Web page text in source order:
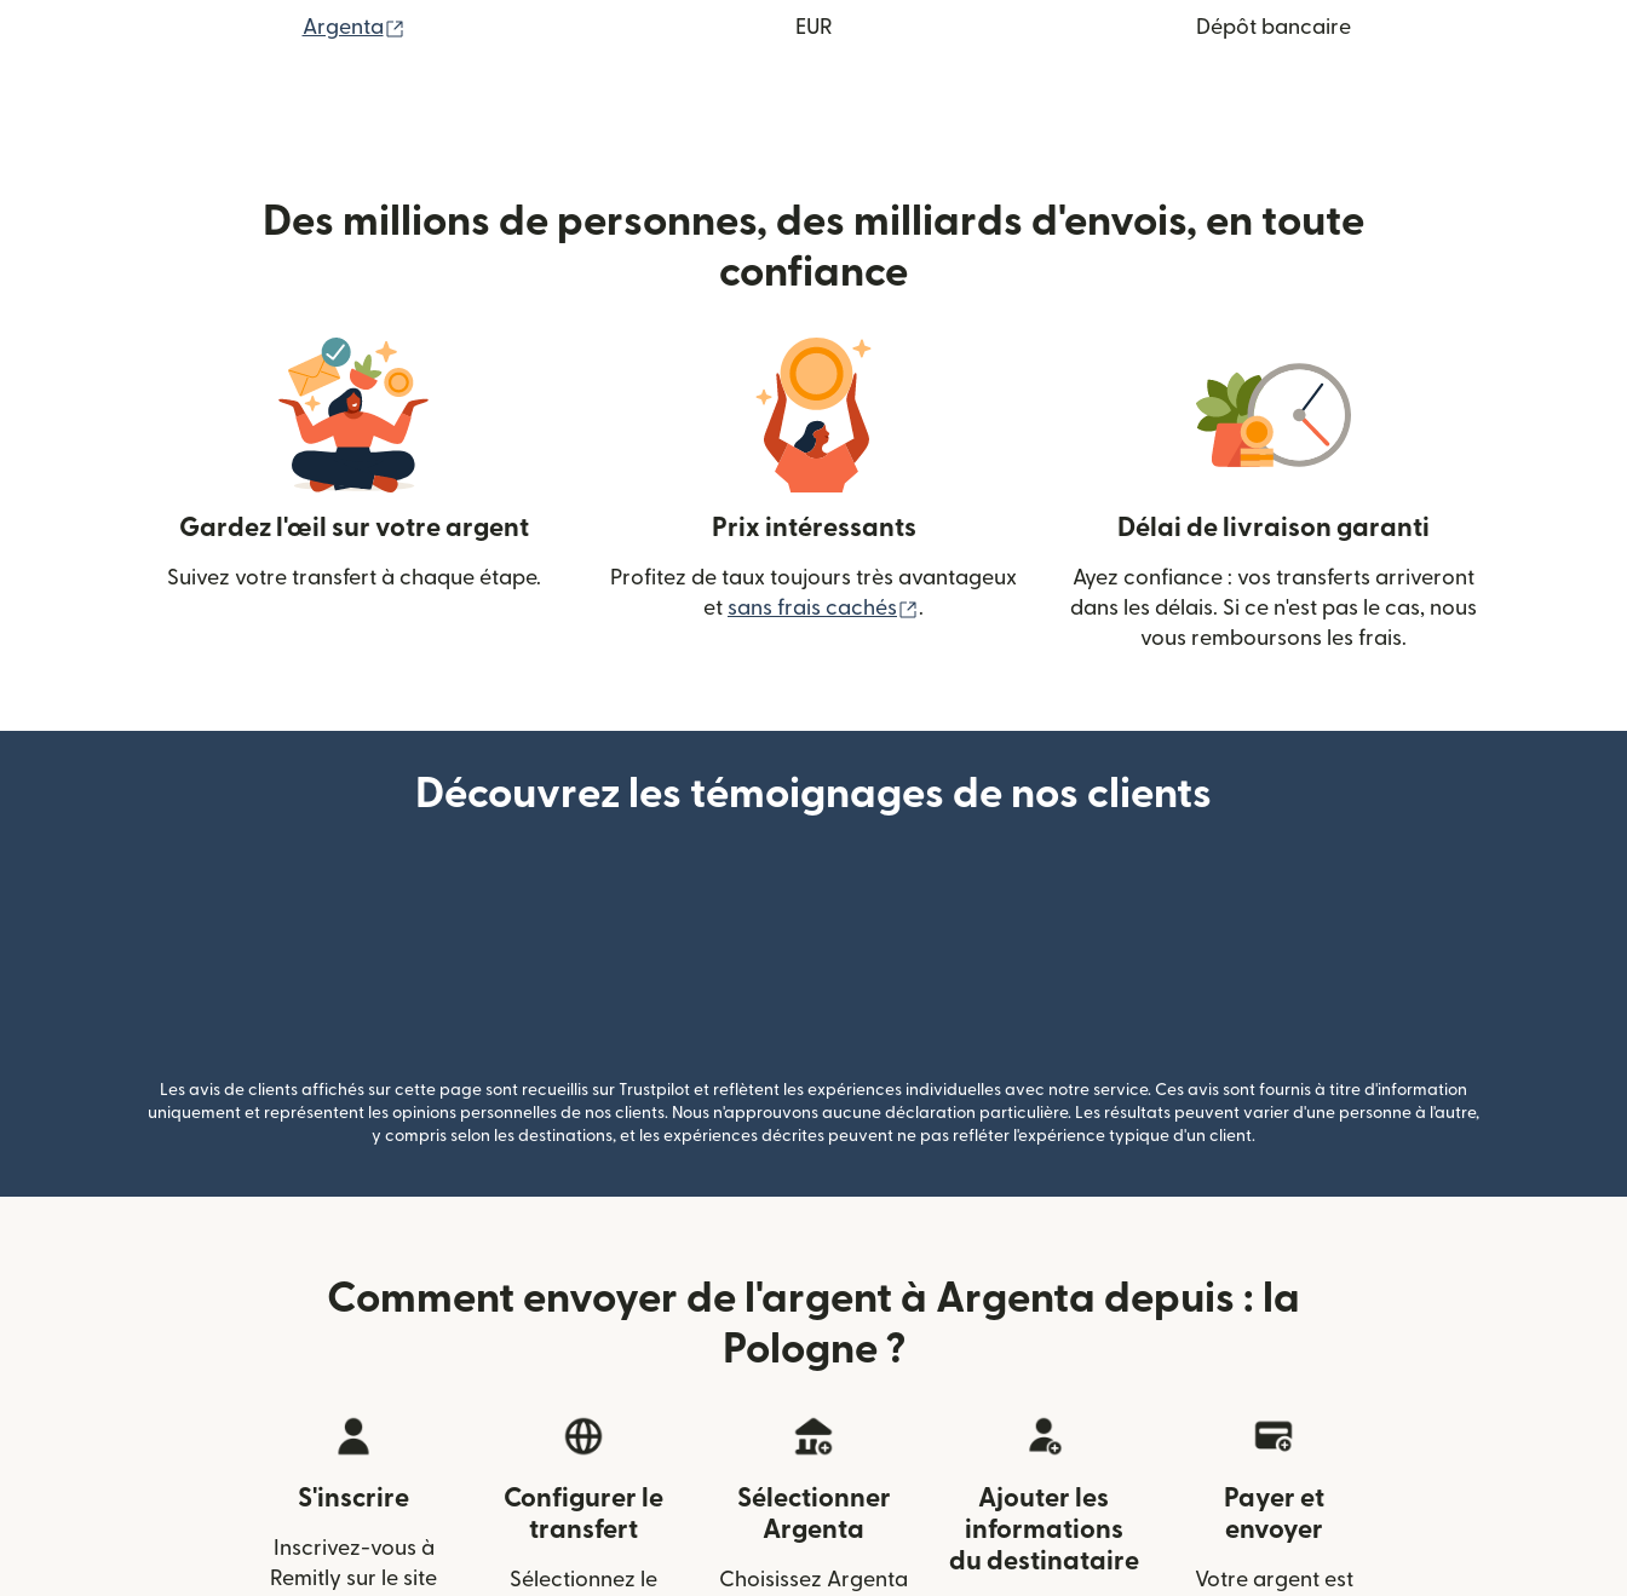
Argenta EUR Dépôt bancaire
Des millions de personnes, des milliards d'envois, en toute
confiance
Gardez l'œil sur votre argent
Suivez votre transfert à chaque étape.
Prix intéressants
Profitez de taux toujours très avantageux
et sans frais cachés (s'ouvre dans une nouvelle fenêtre)
.
Délai de livraison garanti
Ayez confiance : vos transferts arriveront
dans les délais. Si ce n'est pas le cas, nous
vous remboursons les frais.
Découvrez les témoignages de nos clients
Les avis de clients affichés sur cette page sont recueillis sur Trustpilot et reflètent les expériences individuelles avec notre service. Ces avis sont fournis à titre d'information
uniquement et représentent les opinions personnelles de nos clients. Nous n'approuvons aucune déclaration particulière. Les résultats peuvent varier d'une personne à l'autre,
y compris selon les destinations, et les expériences décrites peuvent ne pas refléter l'expérience typique d'un client.
Comment envoyer de l'argent à Argenta depuis : la
Pologne ?
S'inscrire
Inscrivez-vous à
Remitly sur le site
Configurer le
transfert
Sélectionnez le
Sélectionner
Argenta
Choisissez Argenta
Ajouter les
informations
du destinataire
Payer et
envoyer
Votre argent est